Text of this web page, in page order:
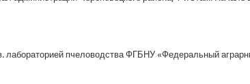
лабораторией пчеловодства ФГБНУ «Федеральный